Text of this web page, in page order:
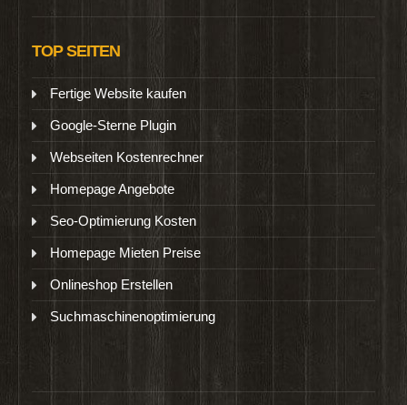
TOP SEITEN
Fertige Website kaufen
Google-Sterne Plugin
Webseiten Kostenrechner
Homepage Angebote
Seo-Optimierung Kosten
Homepage Mieten Preise
Onlineshop Erstellen
Suchmaschinenoptimierung